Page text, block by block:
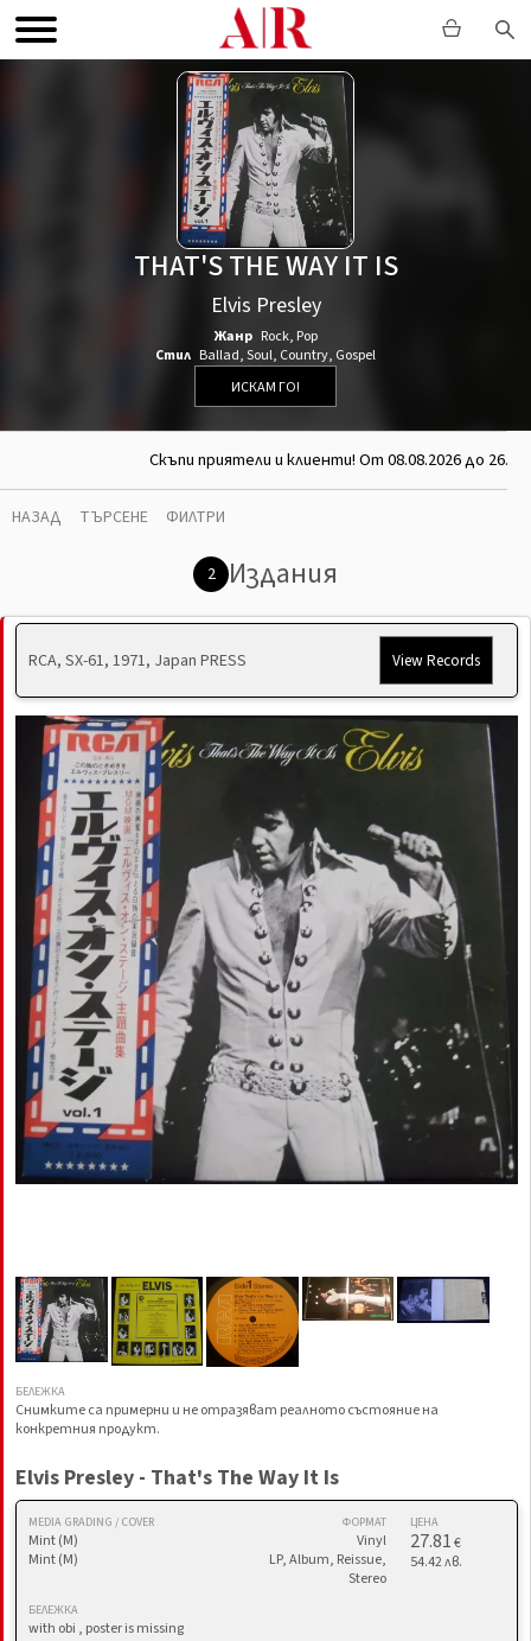
THAT'S THE WAY IT IS
Elvis Presley
Жанр Rock, Pop
Стил Ballad,Soul, Country, Gospel
ИСКАМ ГО!
Скъпи приятели и клиенти! От 08.08.2026 до
НАЗАД ТЪРСЕНЕ ФИЛТРИ
2 Издания
RCA, SX-61, 1971, Japan PRESS View Records
БЕЛЕЖКА
Снимките са примерни и не отразяват реалното състояние на
конкретния продукт.
Elvis Presley - That's The Way It Is
MEDIA GRADING / COVER
Mint (M)
Mint (M)
ФОРМАТ
Vinyl
LP, Album, Reissue,
Stereo
ЦЕНА
27.81€
54.42 лв.
БЕЛЕЖКА
with obi , poster is missing